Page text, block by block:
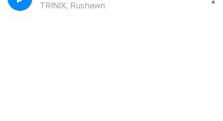
TRINIX, Rushawn